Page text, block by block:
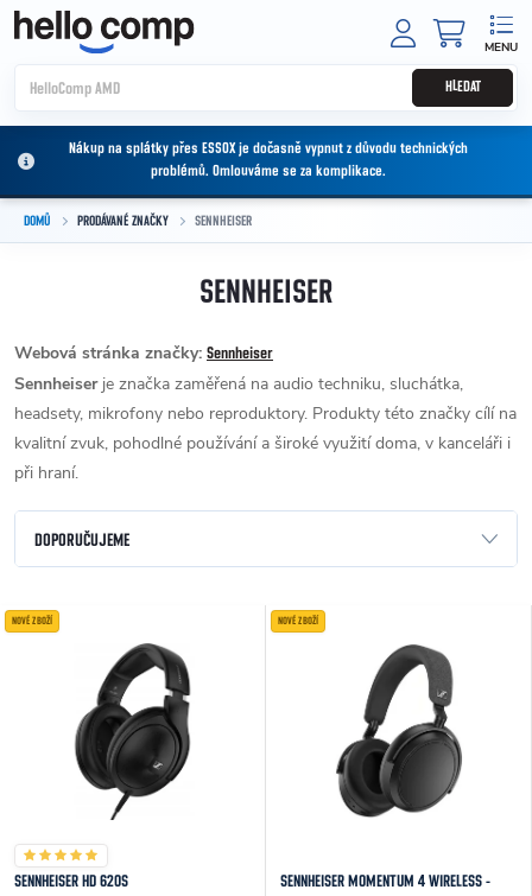
Přejít na obsah
HLEDAT
Nákup na splátky přes ESSOX je dočasně vypnut z důvodu technických
problémů. Omlouváme se za komplikace.
DOMŮ PRODÁVANÉ ZNAČKY SENNHEISER
SENNHEISER
Webová stránka značky: Sennheiser
Sennheiserje značka zaměřená na audio techniku, sluchátka,
headsety, mikrofony nebo reproduktory. Produkty této značky cílí na
kvalitní zvuk, pohodlné používání a široké využití doma, v kanceláři i
při hraní.
Řazení produktů
DOPORUČUJEME
NEJPRODÁVANĚJŠÍ
ABECEDNĚ
Výpis produktů
NOVÉ ZBOŽÍ
SENNHEISER HD 620S
NOVÉ ZBOŽÍ
SENNHEISER MOMENTUM 4 WIRELESS -